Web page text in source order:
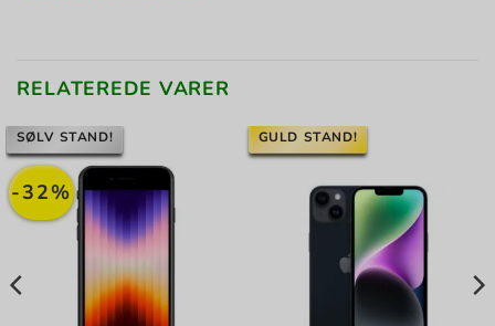
RELATEREDE VARER
-32%
SØLV STAND! GULD STAND!